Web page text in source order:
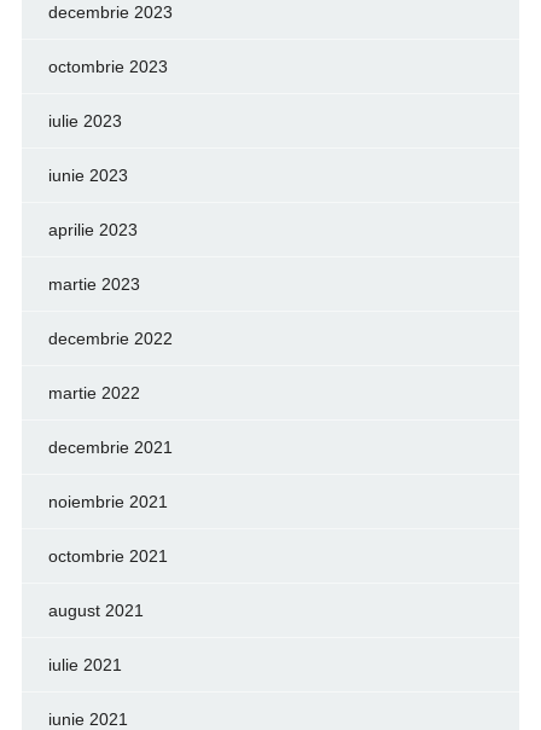
decembrie 2023
octombrie 2023
iulie 2023
iunie 2023
aprilie 2023
martie 2023
decembrie 2022
martie 2022
decembrie 2021
noiembrie 2021
octombrie 2021
august 2021
iulie 2021
iunie 2021